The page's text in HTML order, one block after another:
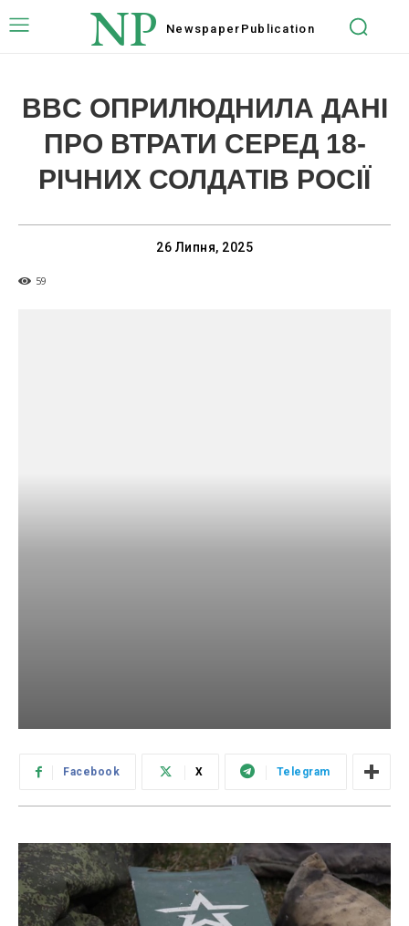
NP Newspaper Publication
BBC ОПРИЛЮДНИЛА ДАНІ
ПРО ВТРАТИ СЕРЕД 18-
РІЧНИХ СОЛДАТІВ РОСІЇ
26 Липня, 2025
59
Facebook X Telegram